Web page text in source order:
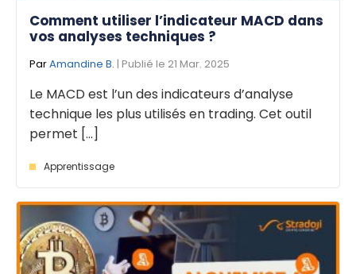
Comment utiliser l’indicateur MACD dans
vos analyses techniques ?
ParAmandine B. | Publié le 21 Mar. 2025
Le MACD est l’un des indicateurs d’analyse
technique les plus utilisés en trading. Cet outil
permet [...]
Apprentissage